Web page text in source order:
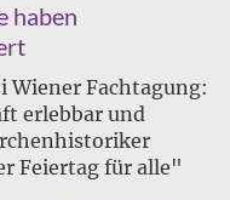
haben
Wiener Fachtagung:
erlebbar und
Feiertag für alle"